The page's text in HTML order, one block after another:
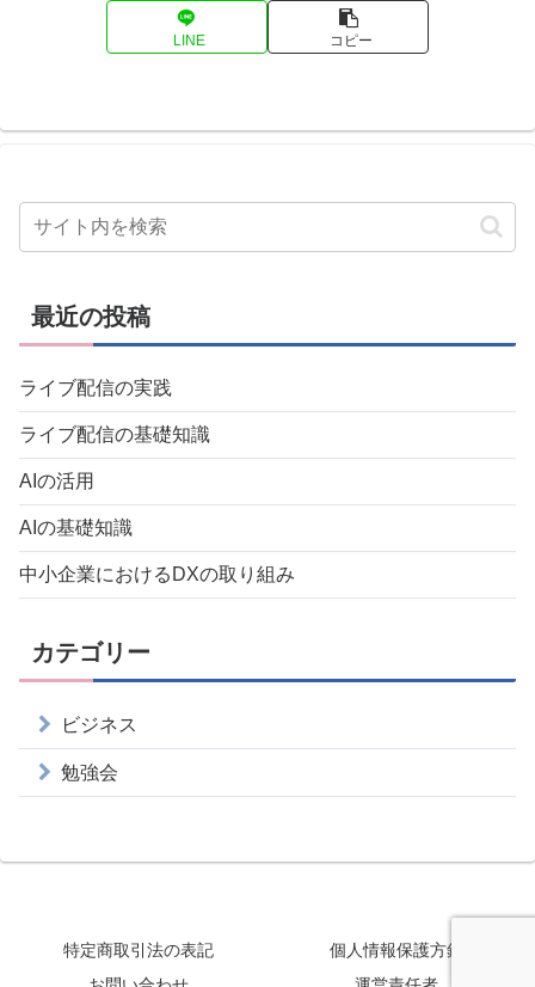
LINE コピー
最近の投稿
ライブ配信の実践
ライブ配信の基礎知識
AIの活用
AIの基礎知識
中小企業におけるDXの取り組み
カテゴリー
ビジネス
勉強会
特定商取引法の表記
個人情報保護方針